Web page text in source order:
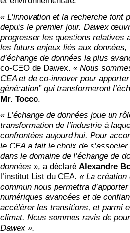
« L’innovation et la recherche font
depuis le premier jour. Dawex
progresser les questions relatives
les futurs enjeux liés aux
d’échange de données la plus
co-CEO de Dawex. « Nous
CEA et de co-innover pour
génération” qui transformeront
Mr. Tocco.
« L’échange de données joue un
transformation de l’industrie à
confrontées aujourd’hui. Pour
le CEA a fait le choix de
dans le domaine de l’échange de
données », a déclaré Alexandre
l’institut List du CEA. « La création
commun nous permettra
numériques avancées et de
accélérer les transitions, et parmi
climat. Nous sommes ravis de
Dawex ».